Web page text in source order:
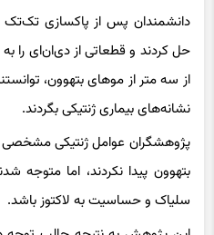
دانشمندان پس از پاکسازی تک‌تک
حل کردند و قطعاتی از دی‌ان‌ای را
از سه متر از موهای بتهوون،
نشانه‌های بیماری ژنتیکی بگردند.
پژوهشگران عوامل ژنتیکی
بتهوون پیدا نکردند، اما
سلیاک و حساسیت به لاکتوز باشد.